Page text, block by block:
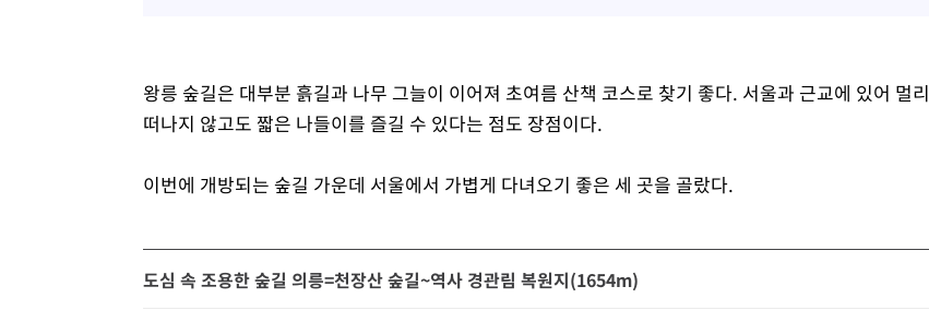
왕릉 숲길은 대부분 흙길과 나무 그늘이 이어져 초여름 산책 코스로 찾기 좋다. 서울과 근교에 있어 멀리
떠나지 않고도 짧은 나들이를 즐길 수 있다는 점도 장점이다.
이번에 개방되는 숲길 가운데 서울에서 가볍게 다녀오기 좋은 세 곳을 골랐다.
도심 속 조용한 숲길 의릉=천장산 숲길~역사 경관림 복원지(1654m)